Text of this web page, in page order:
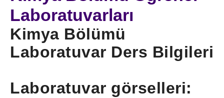
Laboratuvarları
Kimya Bölümü
Laboratuvar Ders Bilgileri
Laboratuvar görselleri: